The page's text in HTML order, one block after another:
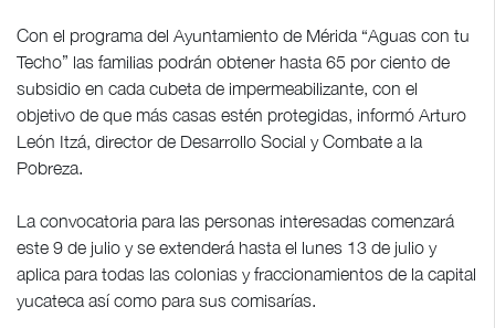
Con el programa del Ayuntamiento de Mérida “Aguas con tu
Techo” las familias podrán obtener hasta 65 por ciento de
subsidio en cada cubeta de impermeabilizante, con el
objetivo de que más casas estén protegidas, informó Arturo
León Itzá, director de Desarrollo Social y Combate a la
Pobreza.
La convocatoria para las personas interesadas comenzará
este 9 de julio y se extenderá hasta el lunes 13 de julio y
aplica para todas las colonias y fraccionamientos de la capital
yucateca así como para sus comisarías.